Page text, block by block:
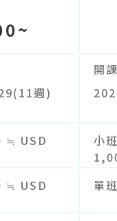
週)
≒ USD
≒ USD
開
小
單